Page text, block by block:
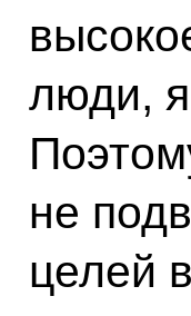
люди,
не
целей